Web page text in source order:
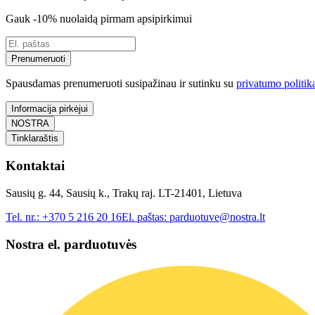
Gauk -10% nuolaidą pirmam apsipirkimui
Prenumeruoti
Spausdamas prenumeruoti susipažinau ir sutinku su privatumo
Informacija pirkėjui
NOSTRA
Tinklaraštis
Kontaktai
Sausių g. 44, Sausių k., Trakų raj. LT-21401, Lietuva
Tel. nr.: +370 5 216 20 16El. paštas: parduotuve@nostra.lt
Nostra el. parduotuvės